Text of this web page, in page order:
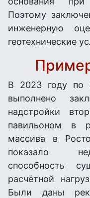
Поэтому
инженерную
геотехнические
В 2023 году по
выполнено
надстройки
павильоном в
массива в
показало
способность
расчётной
Были даны